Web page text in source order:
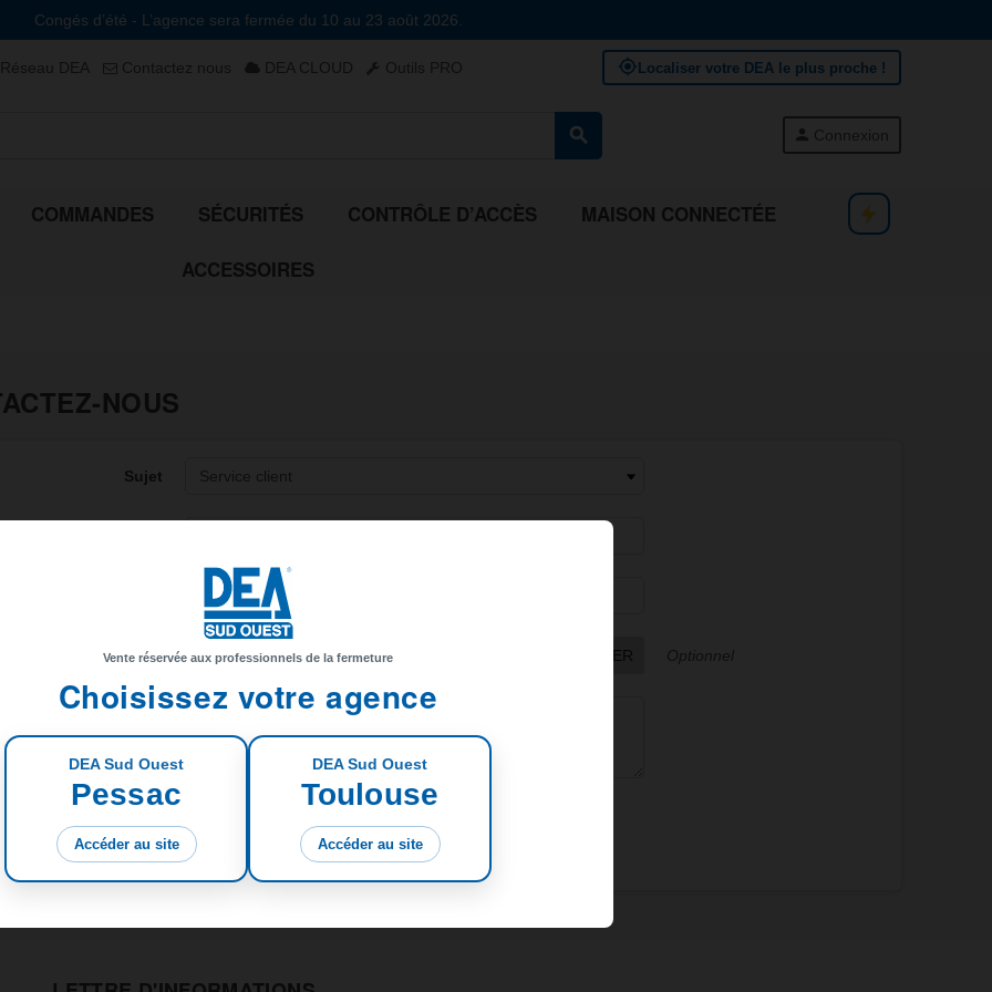
Congés d’été - L’agence sera fermée du 10 au 23 août 2026.
Réseau DEA Contactez nous DEA CLOUD Outils PRO my_locationLocaliser votre DEA le plus proche !
search person Connexion
COMMANDES SÉCURITÉS CONTRÔLE D’ACCÈS MAISON CONNECTÉE
ACCESSOIRES
NOUS
Sujet
Document joint CHOISIR UN FICHIER Optionnel
Vente réservée aux professionnels de la fermeture
Choisissez votre agence
DEA Sud Ouest
Pessac
Accéder au site
DEA Sud Ouest
Toulouse
Accéder au site